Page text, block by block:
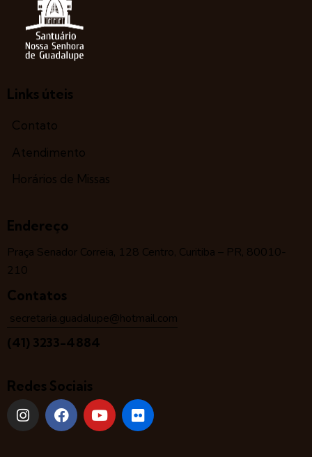
Links úteis
Contato
Atendimento
Horários de Missas
Endereço
Praça Senador Correia, 128 Centro, Curitiba – PR, 80010-
210
Contatos
secretaria.guadalupe@hotmail.com
(41) 3233-4884
Redes Sociais